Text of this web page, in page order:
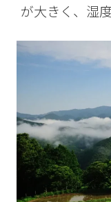
が大きく、湿